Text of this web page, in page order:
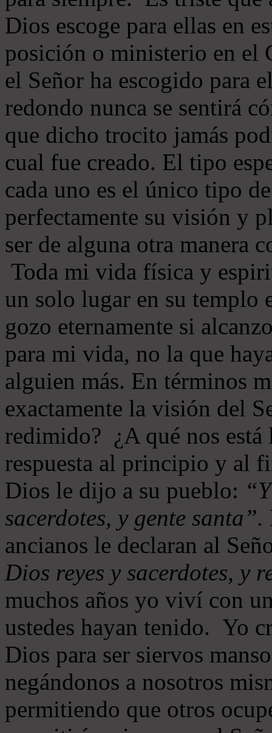
Dios escoge para ellas en
posición o ministerio en el
el Señor ha escogido para
redondo nunca se sentirá
que dicho trocito jamás
cual fue creado. El tipo
cada uno es el único tipo
perfectamente su visión y
ser de alguna otra manera
Toda mi vida física y
un solo lugar en su templo
gozo eternamente si
para mi vida, no la que
alguien más. En términos
exactamente la visión del
redimido? ¿A qué nos
respuesta al principio y al
Dios le dijo a su pueblo:
sacerdotes, y gente santa”.
ancianos le declaran al
Dios reyes y sacerdotes, y
muchos años yo viví con
ustedes hayan tenido. Yo
Dios para ser siervos
negándonos a nosotros
permitiendo que otros